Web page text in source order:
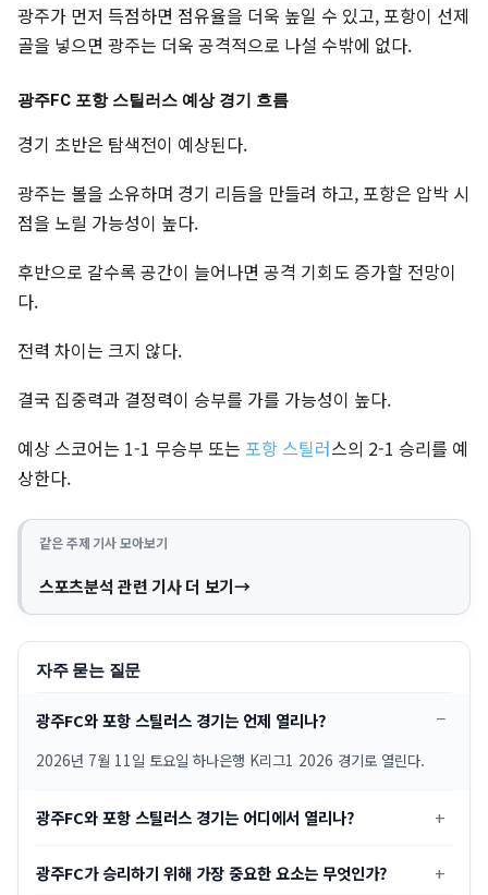
광주가 먼저 득점하면 점유율을 더욱 높일 수 있고, 포항이 선제
골을 넣으면 광주는 더욱 공격적으로 나설 수밖에 없다.
광주FC 포항 스틸러스 예상 경기 흐름
경기 초반은 탐색전이 예상된다.
광주는 볼을 소유하며 경기 리듬을 만들려 하고, 포항은 압박 시
점을 노릴 가능성이 높다.
후반으로 갈수록 공간이 늘어나면 공격 기회도 증가할 전망이
다.
전력 차이는 크지 않다.
결국 집중력과 결정력이 승부를 가를 가능성이 높다.
예상 스코어는 1-1 무승부 또는 포항 스틸러스의 2-1 승리를 예
상한다.
같은 주제 기사 모아보기
스포츠분석 관련 기사 더 보기
자주 묻는 질문
광주FC와 포항 스틸러스 경기는 언제 열리나?
2026년 7월 11일 토요일 하나은행 K리그1 2026 경기로 열린다.
광주FC와 포항 스틸러스 경기는 어디에서 열리나?
광주FC가 승리하기 위해 가장 중요한 요소는 무엇인가?